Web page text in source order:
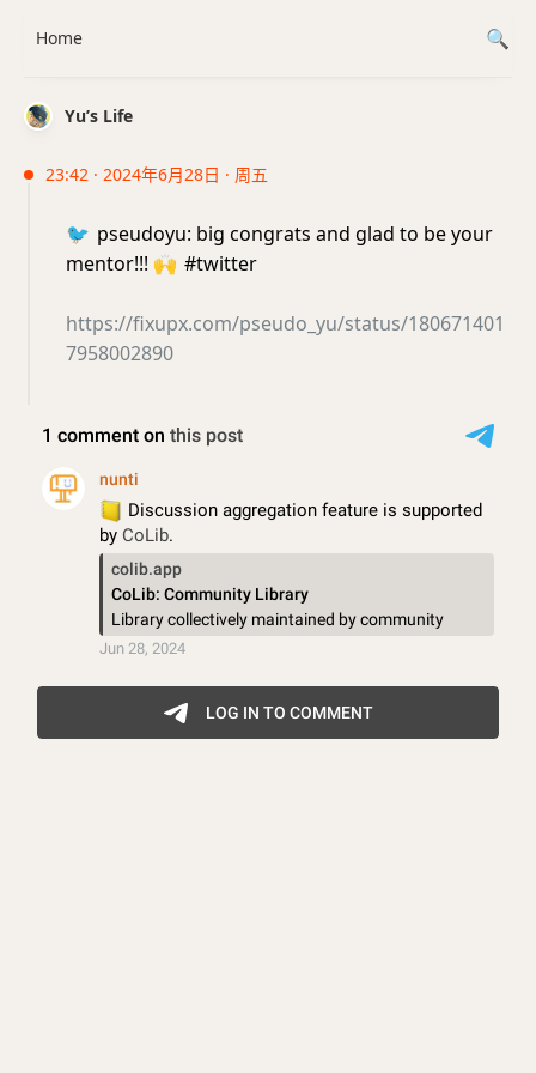
Yu’s Life
23:42 · 2024年6月28日 · 周五
🐦 pseudoyu: big congrats and glad to be your
mentor!!! 🙌 #twitter
https://fixupx.com/pseudo_yu/status/180671401
7958002890
Home